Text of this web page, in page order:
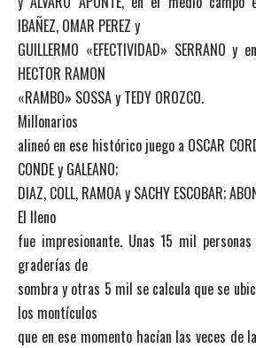
IBAÑEZ, OMAR PEREZ y
GUILLERMO «EFECTIVIDAD» SERRANO
HECTOR RAMON
«RAMBO» SOSSA y TEDY OROZCO.
Millonarios
alineó en ese histórico juego a OSCAR
CONDE y GALEANO;
DIAZ, COLL, RAMOA y SACHY ESCOBAR;
El lleno
fue impresionante. Unas 15 mil
graderías de
sombra y otras 5 mil se calcula que se
los montículos
que en ese momento hacían las veces de